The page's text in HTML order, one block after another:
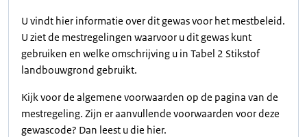
U vindt hier informatie over dit gewas voor het mestbeleid.
U ziet de mestregelingen waarvoor u dit gewas kunt
gebruiken en welke omschrijving u in Tabel 2 Stikstof
landbouwgrond gebruikt.
Kijk voor de algemene voorwaarden op de pagina van de
mestregeling. Zijn er aanvullende voorwaarden voor deze
gewascode? Dan leest u die hier.